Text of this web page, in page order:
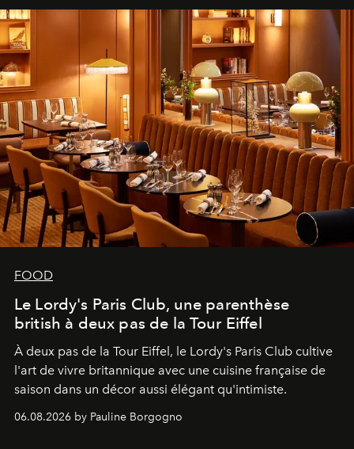
FOOD
Le Lordy's Paris Club, une parenthèse
british à deux pas de la Tour Eiffel
À deux pas de la Tour Eiffel, le Lordy's Paris Club cultive
l'art de vivre britannique avec une cuisine française de
saison dans un décor aussi élégant qu'intimiste.
06.08.2026 by Pauline Borgogno